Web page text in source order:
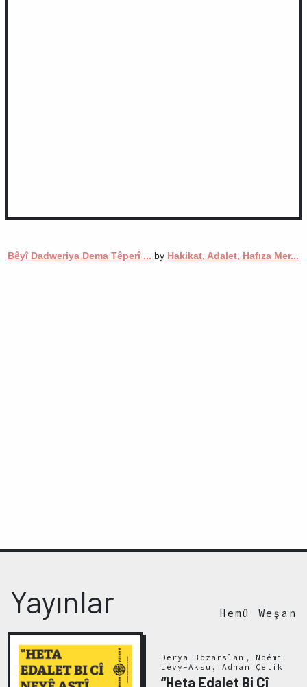
Bêyî Dadweriya Dema Têperî ... by Hakikat, Adalet, Hafıza Mer...
Yayınlar Hemû Weşan
Derya Bozarslan, Noémi
Lévy-Aksu, Adnan Çelik
“Heta Edalet Bi Cî